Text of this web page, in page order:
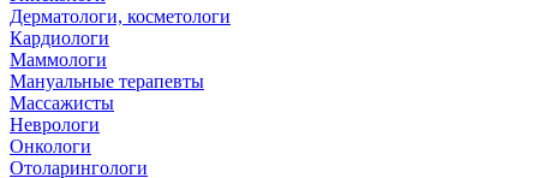
Дерматологи, косметологи
Кардиологи
Маммологи
Мануальные терапевты
Массажисты
Неврологи
Онкологи
Отоларингологи